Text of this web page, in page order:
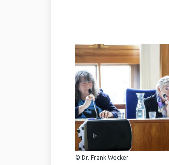
© Dr. Frank Wecker